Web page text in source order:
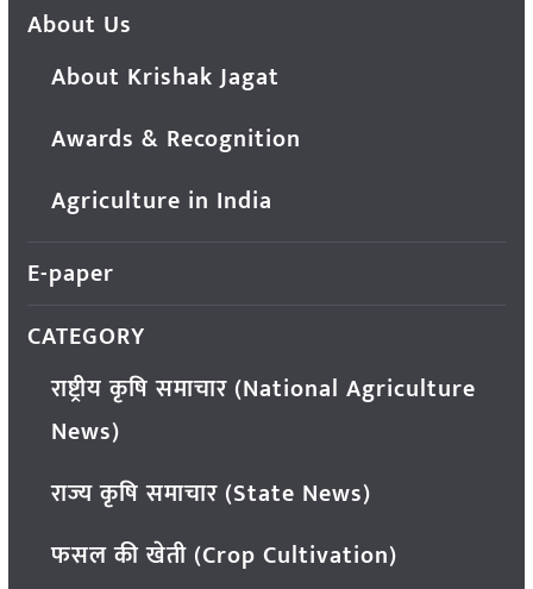
About Us
About Krishak Jagat
Awards & Recognition
Agriculture in India
E-paper
CATEGORY
राष्ट्रीय कृषि समाचार (National Agriculture
News)
राज्य कृषि समाचार (State News)
फसल की खेती (Crop Cultivation)